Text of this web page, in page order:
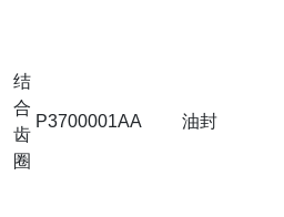
结
合
齿
圈
P3700001AA 油封